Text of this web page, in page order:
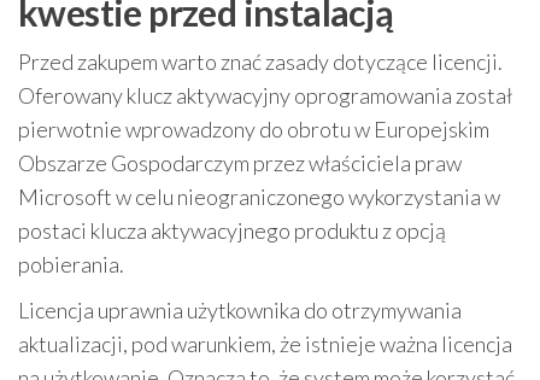
kwestie przed instalacją
Przed zakupem warto znać zasady dotyczące licencji.
Oferowany klucz aktywacyjny oprogramowania został
pierwotnie wprowadzony do obrotu w Europejskim
Obszarze Gospodarczym przez właściciela praw
Microsoft w celu nieograniczonego wykorzystania w
postaci klucza aktywacyjnego produktu z opcją
pobierania.
Licencja uprawnia użytkownika do otrzymywania
aktualizacji, pod warunkiem, że istnieje ważna licencja